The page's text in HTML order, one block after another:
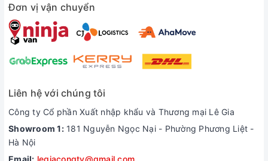
Đơn vị vận chuyển
Liên hệ với chúng tôi
Công ty Cổ phần Xuất nhập khẩu và Thương mại Lê Gia
Showroom 1:181 Nguyễn Ngọc Nại - Phường Phương Liệt -
Hà Nội